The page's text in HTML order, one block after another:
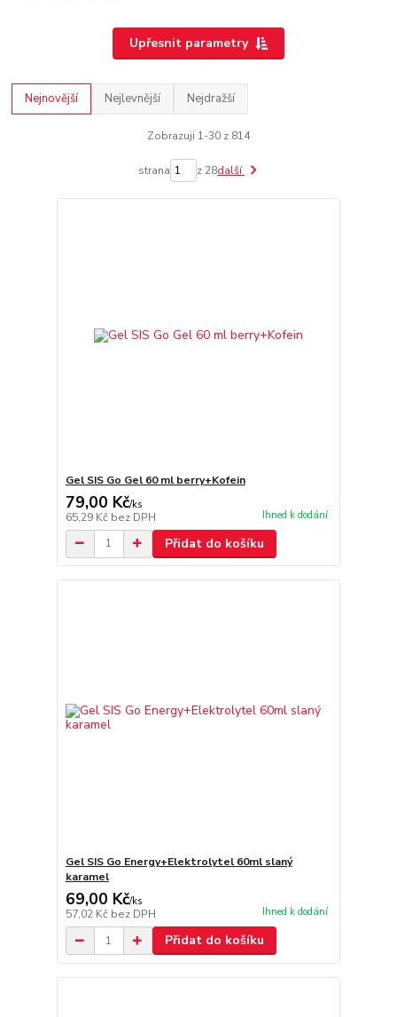
Upřesnit parametry
Nejnovější Nejlevnější Nejdražší
Zobrazuji 1-30 z 814
strana z 28další
Gel SIS Go Gel 60 ml berry+Kofein
79,00 Kč/ks
65,29 Kč bez DPH Ihned k dodání
Přidat do košíku
Gel SIS Go Energy+Elektrolytel 60ml slaný
karamel
69,00 Kč/ks
57,02 Kč bez DPH Ihned k dodání
Přidat do košíku